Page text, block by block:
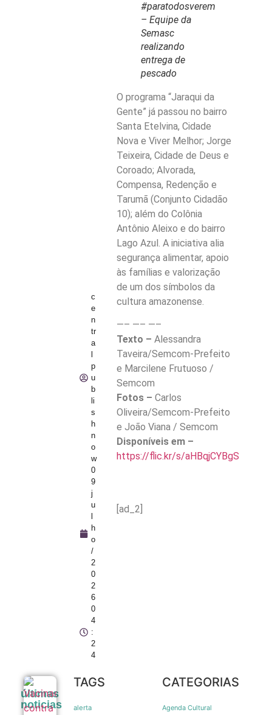
c
e
n
tr
a
p
u
b
li
s
h
n
o
w
0
9
j
u
h
o
/
2
0
2
6
0
4
:
2
4
#paratodosverem
– Equipe da
Semasc
realizando
entrega de
pescado
O programa “Jaraqui da
Gente” já passou no bairro
Santa Etelvina, Cidade
Nova e Viver Melhor; Jorge
Teixeira, Cidade de Deus e
Coroado; Alvorada,
Compensa, Redenção e
Tarumã (Conjunto Cidadão
10); além do Colônia
Antônio Aleixo e do bairro
Lago Azul. A iniciativa alia
segurança alimentar, apoio
às famílias e valorização
de um dos símbolos da
cultura amazonense.
—– —– —–
Texto – Alessandra
Taveira/Semcom-Prefeito
e Marcilene Frutuoso /
Semcom
Fotos – Carlos
Oliveira/Semcom-Prefeito
e João Viana / Semcom
Disponíveis em –
https://flic.kr/s/aHBqjCYBgS
[ad_2]
últimas
noticias
Vacinação
sarampo
TAGS
alerta
CATEGORIAS
Agenda Cultural